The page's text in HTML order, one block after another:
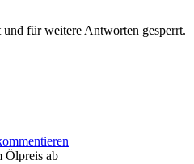
für weitere Antworten gesperrt.
Ölpreis ab